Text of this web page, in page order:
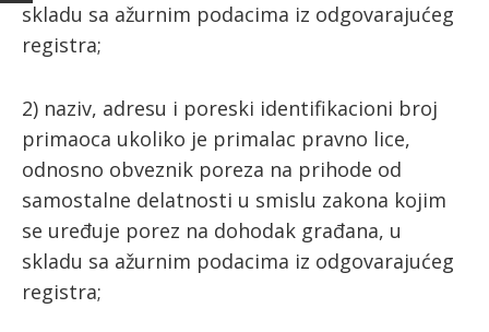
skladu sa ažurnim podacima iz odgovarajućeg
registra;
2) naziv, adresu i poreski identifikacioni broj
primaoca ukoliko je primalac pravno lice,
odnosno obveznik poreza na prihode od
samostalne delatnosti u smislu zakona kojim
se uređuje porez na dohodak građana, u
skladu sa ažurnim podacima iz odgovarajućeg
registra;